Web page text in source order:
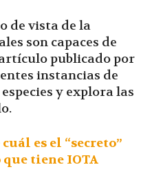
de vista de la
son capaces de
publicado por
instancias de
y explora las
cuál es el “secreto”
tiene IOTA